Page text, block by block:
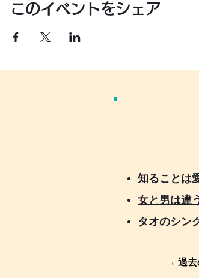
このイベントをシェア
知ることは
女と男は違
タオのシン
→ 過去